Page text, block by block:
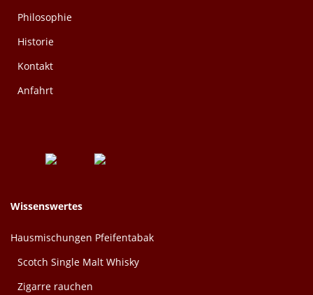
Philosophie
Historie
Kontakt
Anfahrt
Wissenswertes
Hausmischungen Pfeifentabak
Scotch Single Malt Whisky
Zigarre rauchen